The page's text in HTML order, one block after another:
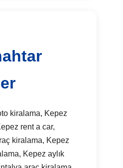
kiralama, Kepez
rent a car,
kiralama, Kepez
Kepez aylık